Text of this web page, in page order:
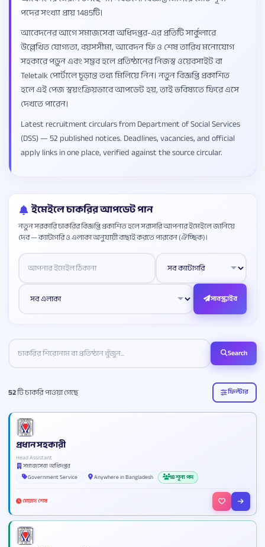
পদের সংখ্যা প্রায় 1485টি।
আবেদনের আগে সমাজসেবা অধিদপ্তর-এর প্রতিটি সার্কুলারে
উল্লেখিত যোগ্যতা, বয়সসীমা, আবেদন ফি ও শেষ তারিখ মনোযোগ
সহকারে পড়ুন এবং সম্ভব হলে প্রতিষ্ঠানের নিজস্ব ওয়েবসাইট বা
Teletalk পোর্টালে চূড়ান্ত তথ্য মিলিয়ে নিন। নতুন বিজ্ঞপ্তি প্রকাশিত
হলে এই পেজ স্বয়ংক্রিয়ভাবে আপডেট হয়, তাই ভবিষ্যতে ফিরে এসে
দেখতে পারেন।
Latest recruitment circulars from Department of Social Services
(DSS) — 52 published notices. Deadlines, vacancies, and official
apply links in one place, verified against the source circular.
ইমেইলে চাকরির আপডেট পান
নতুন সরকারি চাকরির বিজ্ঞপ্তি প্রকাশিত হলে সরাসরি আপনার ইমেইলে জানিয়ে
দেব — ক্যাটাগরি ও এলাকা অনুযায়ী বাছাই করতে পারবেন (ঐচ্ছিক)।
Website
সাবস্ক্রাইব
Search
52টি চাকরি পাওয়া গেছে ফিল্টার
প্রধান সহকারী
Head Assistant
সমাজসেবা অধিদপ্তর
Government Service
Anywhere in Bangladesh 18 শূন্য পদ
মেয়াদ শেষ